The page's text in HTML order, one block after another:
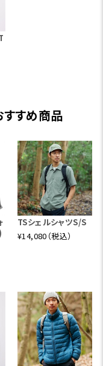
すめ商品
TSシェルシャツS/S
¥14,080（税込）